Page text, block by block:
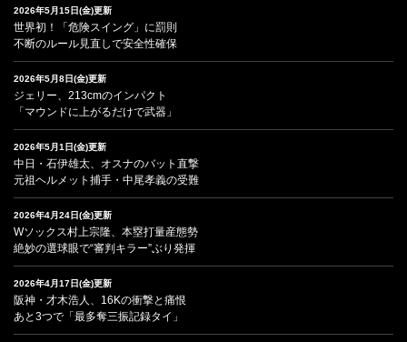
2026年5月15日(金)更新
世界初！「危険スイング」に罰則
不断のルール見直しで安全性確保
2026年5月8日(金)更新
ジェリー、213cmのインパクト
「マウンドに上がるだけで武器」
2026年5月1日(金)更新
中日・石伊雄太、オスナのバット直撃
元祖ヘルメット捕手・中尾孝義の受難
2026年4月24日(金)更新
Wソックス村上宗隆、本塁打量産態勢
絶妙の選球眼で“審判キラー”ぶり発揮
2026年4月17日(金)更新
阪神・才木浩人、16Kの衝撃と痛恨
あと3つで「最多奪三振記録タイ」